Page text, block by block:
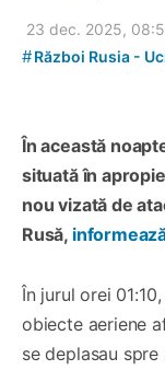
23 dec. 2025,
#Război Rusia -
În această
situată în
nou vizată de
Rusă,
În jurul orei
obiecte aeriene
se deplasau